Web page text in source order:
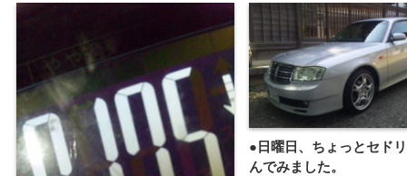
●日曜日、ちょっとセド
んでみました。